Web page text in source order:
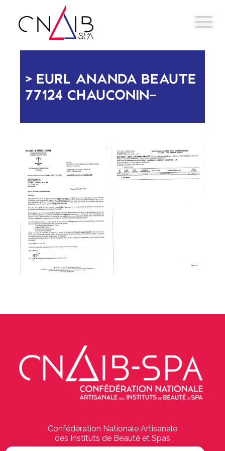
EURL ANANDA BEAUTE
77124 CHAUCONIN-
Confédération Nationale Artisanale
des Instituts de Beauté et Spas